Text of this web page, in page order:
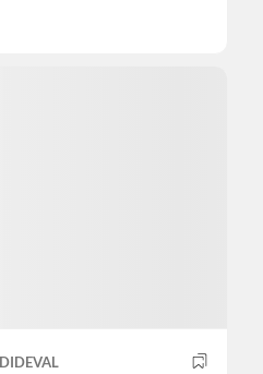
DIDEVAL